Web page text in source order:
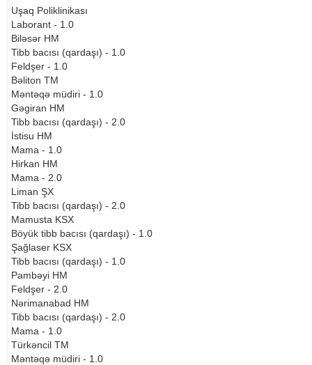
Uşaq Poliklinikası
Laborant - 1.0
Biləsər HM
Tibb bacısı (qardaşı) - 1.0
Feldşer - 1.0
Bəliton TM
Məntəqə müdiri - 1.0
Gəgiran HM
Tibb bacısı (qardaşı) - 2.0
İstisu HM
Mama - 1.0
Hirkan HM
Mama - 2.0
Liman ŞX
Tibb bacısı (qardaşı) - 2.0
Mamusta KSX
Böyük tibb bacısı (qardaşı) - 1.0
Şağlaser KSX
Tibb bacısı (qardaşı) - 1.0
Pambəyi HM
Feldşer - 2.0
Nərimanabad HM
Tibb bacısı (qardaşı) - 2.0
Mama - 1.0
Türkəncil TM
Məntəqə müdiri - 1.0